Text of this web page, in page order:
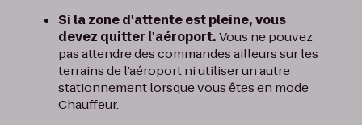
Si la zone d'attente est pleine, vous
devez quitter l'aéroport.Vous ne pouvez
pas attendre des commandes ailleurs sur les
terrains de l’aéroport ni utiliser un autre
stationnement lorsque vous êtes en mode
Chauffeur.